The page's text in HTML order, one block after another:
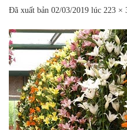
Đã xuất bản 02/03/2019 lúc 223 ×